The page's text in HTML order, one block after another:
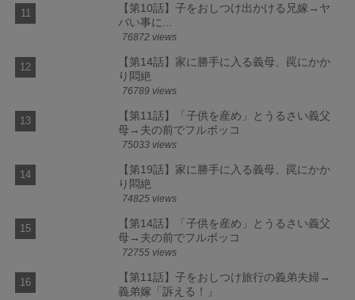
【第10話】子をおしつけ出かける兄嫁→ヤ
バい事に...
76872 views
【第14話】家に勝手に入る義母、罠にかか
り悶絶
76789 views
【第11話】「子供を産め」とうるさい義父
母→夫の前でフルボッコ
75033 views
【第19話】家に勝手に入る義母、罠にかか
り悶絶
74825 views
【第14話】「子供を産め」とうるさい義父
母→夫の前でフルボッコ
72755 views
【第11話】子をおしつけ旅行の義弟夫婦→
義弟嫁「訴える！」